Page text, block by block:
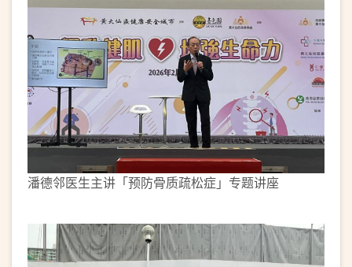
潘德邻医生主讲「预防骨质疏松症」专题讲座